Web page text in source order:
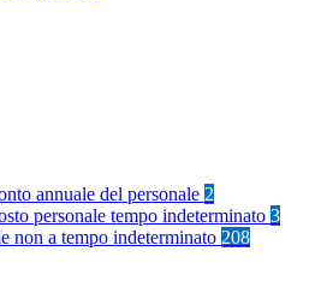
annuale del personale 2
personale tempo indeterminato 3
non a tempo indeterminato 208